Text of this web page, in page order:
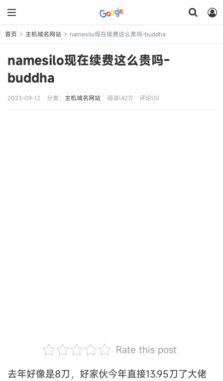
首页 > 主机域名网站 > namesilo现在续费这么贵吗-buddha
namesilo现在续费这么贵吗-
buddha
2023-09-12 分类： 主机域名网站 阅读(427) 评论(0)
Rate this post
去年好像是8刀，好家伙今年直接13.95刀了大佬